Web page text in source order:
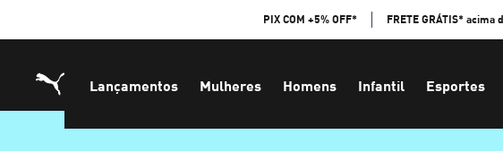
PIX COM +5% OFF* FRETE GRÁTIS* acima
Lançamentos Mulheres Homens Infantil Esportes